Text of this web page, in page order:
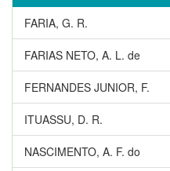
FARIA, G. R.
FARIAS NETO, A. L. de
FERNANDES JUNIOR, F.
ITUASSU, D. R.
NASCIMENTO, A. F. do